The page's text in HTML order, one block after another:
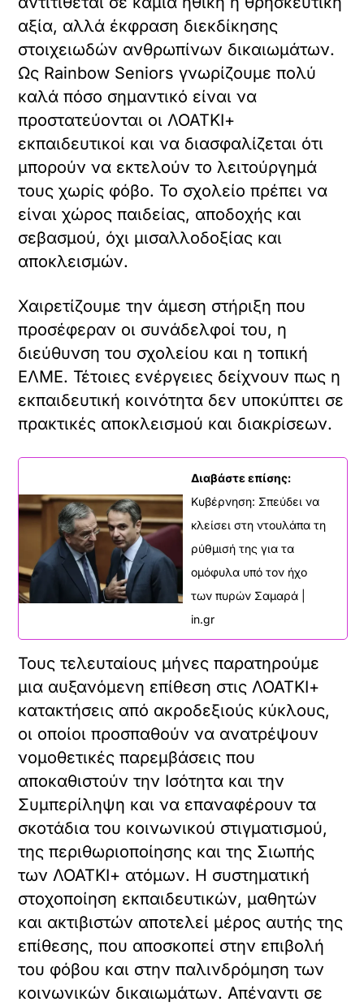
αξία, αλλά έκφραση διεκδίκησης
στοιχειωδών ανθρωπίνων δικαιωμάτων.
Ως Rainbow Seniors γνωρίζουμε πολύ
καλά πόσο σημαντικό είναι να
προστατεύονται οι ΛΟΑΤΚΙ+
εκπαιδευτικοί και να διασφαλίζεται ότι
μπορούν να εκτελούν το λειτούργημά
τους χωρίς φόβο. Το σχολείο πρέπει να
είναι χώρος παιδείας, αποδοχής και
σεβασμού, όχι μισαλλοδοξίας και
αποκλεισμών.
Χαιρετίζουμε την άμεση στήριξη που
προσέφεραν οι συνάδελφοί του, η
διεύθυνση του σχολείου και η τοπική
ΕΛΜΕ. Τέτοιες ενέργειες δείχνουν πως η
εκπαιδευτική κοινότητα δεν υποκύπτει σε
πρακτικές αποκλεισμού και διακρίσεων.
Διαβάστε επίσης:
Κυβέρνηση: Σπεύδει να
κλείσει στη ντουλάπα τη
ρύθμισή της για τα
ομόφυλα υπό τον ήχο
των πυρών Σαμαρά |
in.gr
Τους τελευταίους μήνες παρατηρούμε
μια αυξανόμενη επίθεση στις ΛΟΑΤΚΙ+
κατακτήσεις από ακροδεξιούς κύκλους,
οι οποίοι προσπαθούν να ανατρέψουν
νομοθετικές παρεμβάσεις που
αποκαθιστούν την Ισότητα και την
Συμπερίληψη και να επαναφέρουν τα
σκοτάδια του κοινωνικού στιγματισμού,
της περιθωριοποίησης και της Σιωπής
των ΛΟΑΤΚΙ+ ατόμων. Η συστηματική
στοχοποίηση εκπαιδευτικών, μαθητών
και ακτιβιστών αποτελεί μέρος αυτής της
επίθεσης, που αποσκοπεί στην επιβολή
του φόβου και στην παλινδρόμηση των
κοινωνικών δικαιωμάτων. Απέναντι σε